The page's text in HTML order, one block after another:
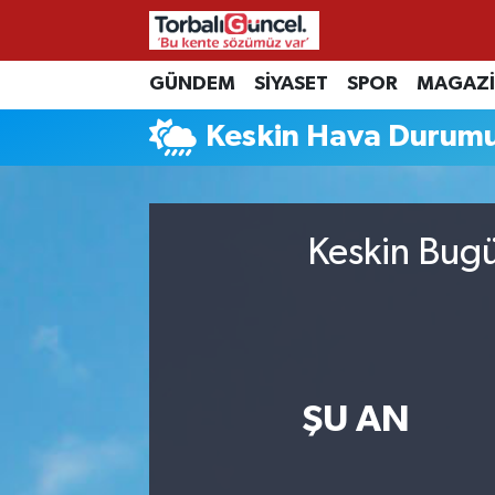
GÜNDEM SİYASET SPOR
Keskin Hava
Keskin
ŞU AN
İzmir Nöbetçi Eczaneler
İzmir Hava Durumu
İzmir Trafik Yoğunluk Haritası
Haber Arşivi